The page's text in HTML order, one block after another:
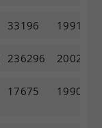
33196 1991
236296 2002
17675 1990